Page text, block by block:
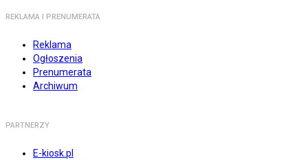
REKLAMA I PRENUMERATA
Reklama
Ogłoszenia
Prenumerata
Archiwum
PARTNERZY
E-kiosk.pl